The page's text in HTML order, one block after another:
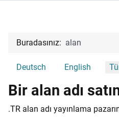
Buradasınız: alan
Dilinizi seçin
Deutsch English
Bir alan adı
.TR alan adı yayınlama